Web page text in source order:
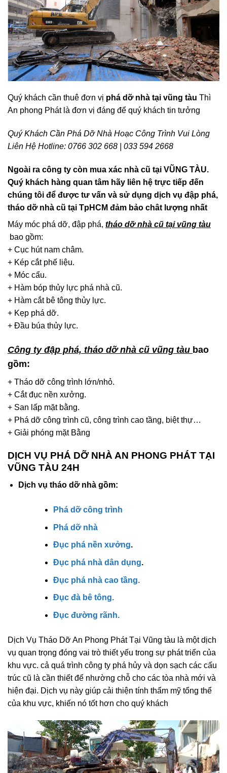
Quý khách cần thuê đơn vị phá dỡ nhà tại vũng tàu Thì
An phong Phát là đơn vị đáng để quý khách tin tưởng
Quý Khách Cần Phá Dỡ Nhà Hoạc Công Trình Vui Lòng
Liên Hệ Hotline: 0766 302 668 | 033 594 2668
Ngoài ra công ty còn mua xác nhà cũ tại VŨNG TÀU.
Quý khách hàng quan tâm hãy liên hệ trực tiếp đến
chúng tôi để được tư vấn và sử dụng dịch vụ đập phá,
tháo dỡ nhà cũ tại TpHCM đảm bảo chât lượng nhất
Máy móc phá dỡ, đập phá, tháo dỡ nhà cũ tại vũng tàu
bao gồm:
+ Cục hút nam châm.
+ Kép cắt phế liệu.
+ Móc cẩu.
+ Hàm bóp thủy lực phá nhà cũ.
+ Hàm cắt bê tông thủy lực.
+ Kẹp phá dỡ.
+ Đầu búa thủy lực.
Công ty đập phá, tháo dỡ nhà cũ vũng tàu bao
gồm:
+ Tháo dỡ công trình lớn/nhỏ.
+ Cắt đục nền xưởng.
+ San lấp mặt bằng.
+ Phá dỡ công trình cũ, công trình cao tầng, biệt thự…
+ Giải phóng mặt Bằng
DỊCH VỤ PHÁ DỠ NHÀ AN PHONG PHÁT TẠI
VŨNG TÀU 24H
Dịch vụ tháo dỡ nhà gồm:
Phá dỡ công trình
Phá dỡ nhà
Đục phá nền xưởng.
Đục phá nhà dân dụng.
Đục phá nhà cao tầng.
Đục đà bê tông.
Đục đường rãnh.
Dịch Vụ Tháo Dỡ An Phong Phát Tại Vũng tàu là một dịch
vụ quan trọng đóng vai trò thiết yếu trong sự phát triển của
khu vực. cả quá trình công ty phá hủy và dọn sạch các cấu
trúc cũ là cần thiết để nhường chỗ cho các tòa nhà mới và
hiện đại. Dịch vụ này giúp cải thiện tính thẩm mỹ tổng thể
của khu vực, khiến nó tốt hơn cho quý khách